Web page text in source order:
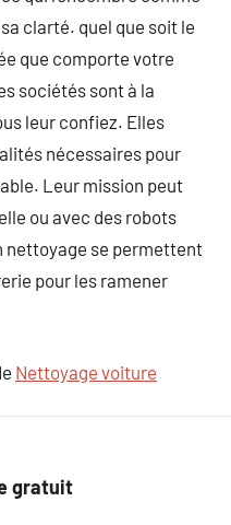
clarté. quel que soit le
que comporte votre
sociétés sont à la
leur confiez. Elles
nécessaires pour
Leur mission peut
ou avec des robots
nettoyage se permettent
pour les ramener
Nettoyage voiture
gratuit